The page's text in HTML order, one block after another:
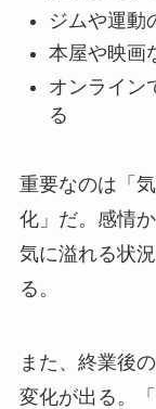
ジムや運動
本屋や映画
オンライン
る
重要なのは「
化」だ。感情
気に溢れる状
る。
また、終業後
変化が出る。